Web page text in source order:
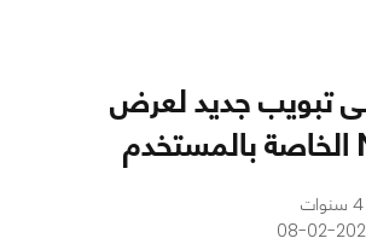
تبويب جديد لعرض